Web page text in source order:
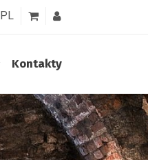
PL
Kontakty